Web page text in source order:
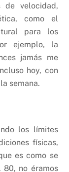
de velocidad,
como el
para los
ejemplo, la
jamás me
hoy, con
semana.
los límites
físicas,
es como se
no éramos